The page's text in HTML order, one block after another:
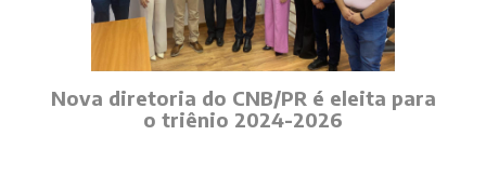
Nova diretoria do CNB/PR é eleita para
o triênio 2024-2026